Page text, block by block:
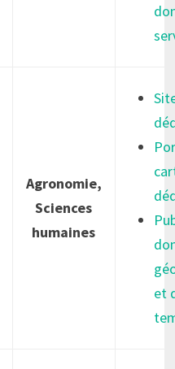
Agronomie,
Sciences
humaines
et